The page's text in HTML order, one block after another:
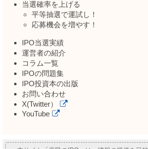
当選確率を上げる
平等抽選で運試し！
応募機会を増やす！
IPO当選実績
運営者の紹介
コラム一覧
IPOの問題集
IPO投資本の出版
お問い合わせ
X(Twitter）
YouTube